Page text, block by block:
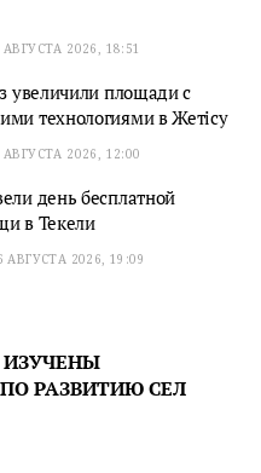
АВГУСТА 2026, 18:51
увеличили площади с
технологиями в Жетісу
АВГУСТА 2026, 12:00
день бесплатной
в Текели
АВГУСТА 2026, 19:09
ИЗУЧЕНЫ
РАЗВИТИЮ СЕЛ